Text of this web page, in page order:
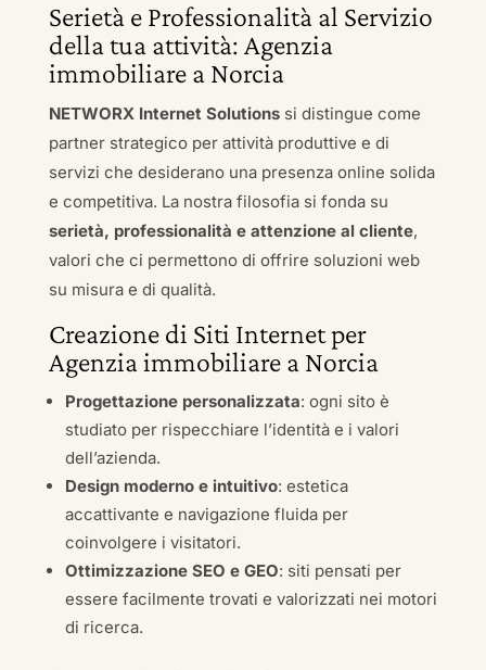
Serietà e Professionalità al Servizio
della tua attività: Agenzia
immobiliare a Norcia
NETWORX Internet Solutionssi distingue come
partner strategico per attività produttive e di
servizi che desiderano una presenza online solida
e competitiva. La nostra filosofia si fonda su
serietà, professionalità e attenzione al cliente,
valori che ci permettono di offrire soluzioni web
su misura e di qualità.
Creazione di Siti Internet per
Agenzia immobiliare a Norcia
Progettazione personalizzata: ogni sito è
studiato per rispecchiare l’identità e i valori
dell’azienda.
Design moderno e intuitivo: estetica
accattivante e navigazione fluida per
coinvolgere i visitatori.
Ottimizzazione SEO e GEO: siti pensati per
essere facilmente trovati e valorizzati nei motori
di ricerca.